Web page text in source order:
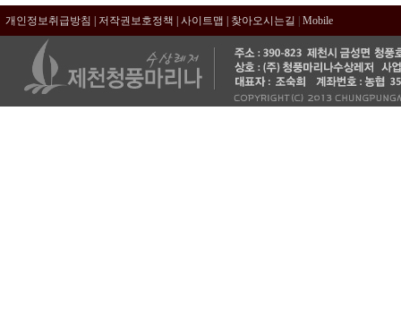
개인정보취급방침 저작권보호정책 사이트맵 찾아오시는길 Mobile